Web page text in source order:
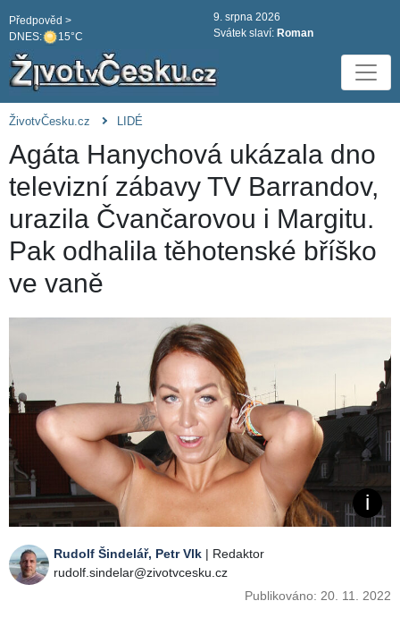
DNES: 15°C
Předpověd >
9. srpna 2026
Svátek slaví: Roman
ŽivotvČesku.cz LIDÉ
Agáta Hanychová ukázala dno
televizní zábavy TV Barrandov,
urazila Čvančarovou i Margitu.
Pak odhalila těhotenské bříško
ve vaně
Rudolf Šindelář, Petr Vlk | Redaktor
rudolf.sindelar@zivotvcesku.cz
Publikováno: 20. 11. 2022